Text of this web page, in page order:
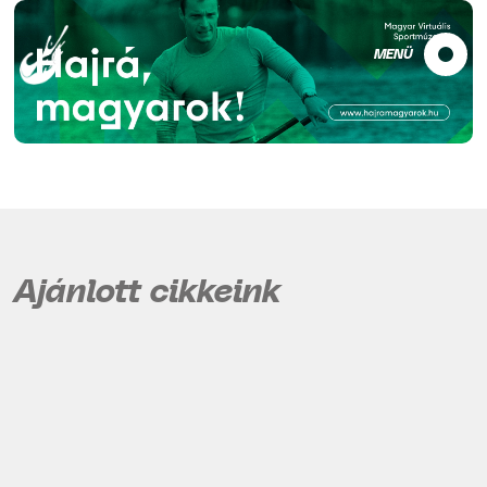
MENÜ
Ajánlott cikkeink